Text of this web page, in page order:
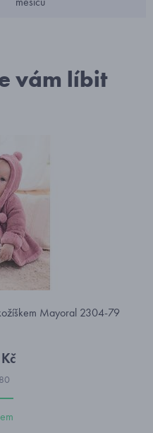
vám líbit
Mayoral 2304-79
80